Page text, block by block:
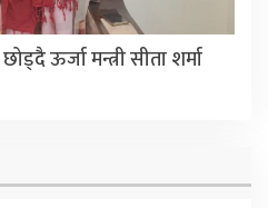
ऊर्जा मन्त्री सीता शर्मा